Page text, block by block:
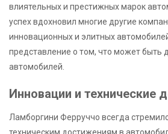
влиятельных и престижных марок
успех вдохновил многие другие
инновационных и элитных
представление о том, что может быть
автомобилей.
Инновации и технические
Ламборгини Ферруччо всегда